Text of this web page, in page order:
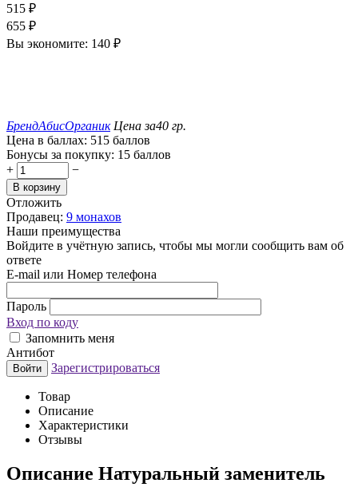
515 ₽
655 ₽
Вы экономите: 140 ₽
БрендАбисОрганик Цена за40 гр.
Цена в баллах: 515 баллов
Бонусы за покупку: 15 баллов
+
−
В корзину
Отложить
Продавец: 9 монахов
Наши преимущества
Войдите в учётную запись, чтобы мы могли сообщить вам об
ответе
E-mail или Номер телефона
Пароль
Вход по коду
Запомнить меня
Антибот
Войти Зарегистрироваться
Товар
Описание
Характеристики
Отзывы
Описание Натуральный заменитель